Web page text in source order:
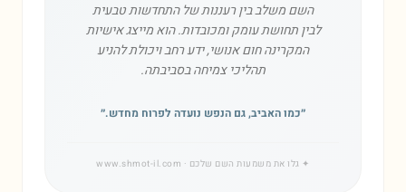
השם משלב בין רעננות של התחדשות טבעית
לבין תחושת עומק ומכובדות. הוא מייצג אישיות
המקרינה חום אנושי, ידע רחב ויכולת להניע
תהליכי צמיחה בסביבתה.
״כמו האביב, גם הנפש נועדה לפרוח מחדש.״
✦ גלו את משמעות השם שלכם · www.shmot-il.com